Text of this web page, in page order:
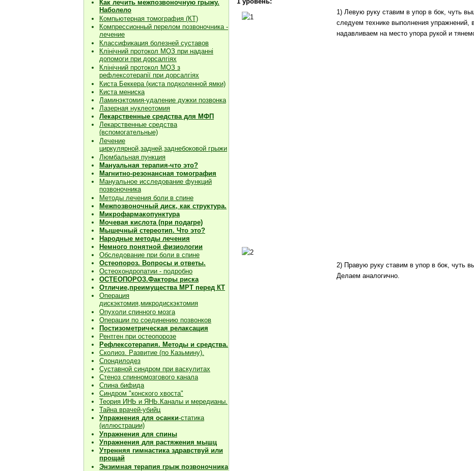
Как лечить межпозвоночную грыжу.
Наболело
Компьютерная томография (КТ)
Компрессионный перелом позвоночника -
лечение
Классификация болезней суставов
Клiнiчний протокол МОЗ при наданнi
допомоги при дорсалгiях
Клiнiчний протокол МОЗ з
рефлексотерапiї при дорсалгіях
Киста Беккера (киста подколенной ямки)
Киста мениска
Ламинэктомия-удаление дужки позвонка
Лазерная нуклеотомия
Лекарственные средства для МФП
Лекарственные средства
(вспомогательные)
Лечение
циркулярной,задней,заднебоковой грыжи
Люмбальная пункция
Мануальная терапия-что это?
Магнитно-резонансная томография
Мануальное исследование функций
позвоночника
Методы лечения боли в спине
Межпозвоночный диск, как структура.
Микрофармакопунктура
Мочевая кислота (при подагре)
Мышечный стереотип. Что это?
Народные методы лечения
Немного понятной физиологии
Обследование при боли в спине
Остеопороз. Вопросы и ответы.
Остеохондропатии - подробно
ОСТЕОПОРОЗ.Факторы риска
Отличие,преимущества МРТ перед КТ
Операция
дискэктомия,микродискэктомия
Опухоли спинного мозга
Операции по соединению позвонков
Постизометрическая релаксация
Рентген при остеопорозе
Рефлексотерапия. Методы и средства.
Сколиоз. Развитие (по Казьмину).
Спондилодез
Суставной синдром при васкулитах
Стеноз спинномозгового канала
Спина бифида
Синдром "конского хвоста"
Теория ИНЬ и ЯНЬ.Каналы и мередианы.
Тайна врачей-убийц
Упражнения для осанки-статика
(иллюстрации)
Упражнения для спины
Упражнения для растяжения мышц
Утренняя гимнастика здравствуй или
прощай
Энзимная терапия грыж позвоночника
1) Левую руку ставим в упор в бок, чуть
следуем технике выполнения упражнений,
надавливаем на место упора рукой и
2) Правую руку ставим в упор в бок, чуть
Делаем аналогично.